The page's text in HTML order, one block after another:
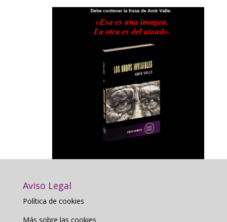
Aviso Legal
Política de cookies
Más sobre las cookies